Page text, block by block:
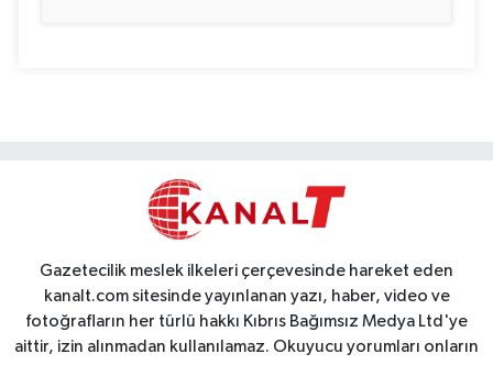
Gazetecilik meslek ilkeleri çerçevesinde hareket eden
kanalt.com sitesinde yayınlanan yazı, haber, video ve
fotoğrafların her türlü hakkı Kıbrıs Bağımsız Medya Ltd'ye
aittir, izin alınmadan kullanılamaz. Okuyucu yorumları onların